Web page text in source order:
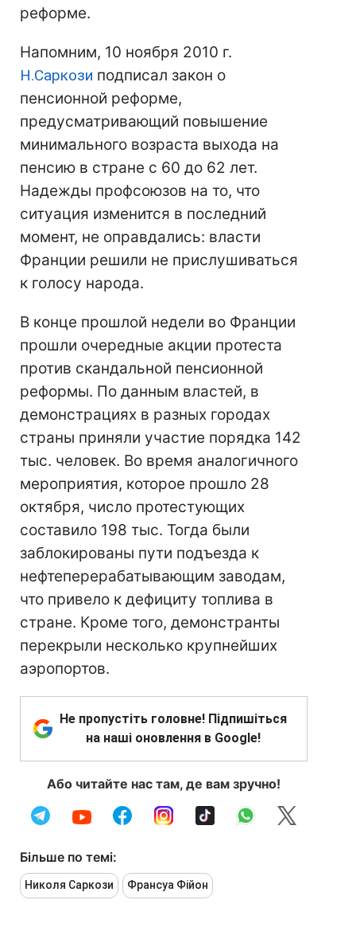
реформе.
Напомним, 10 ноября 2010 г.
Н.Саркози подписал закон о
пенсионной реформе,
предусматривающий повышение
минимального возраста выхода на
пенсию в стране с 60 до 62 лет.
Надежды профсоюзов на то, что
ситуация изменится в последний
момент, не оправдались: власти
Франции решили не прислушиваться
к голосу народа.
В конце прошлой недели во Франции
прошли очередные акции протеста
против скандальной пенсионной
реформы. По данным властей, в
демонстрациях в разных городах
страны приняли участие порядка 142
тыс. человек. Во время аналогичного
мероприятия, которое прошло 28
октября, число протестующих
составило 198 тыс. Тогда были
заблокированы пути подъезда к
нефтеперерабатывающим заводам,
что привело к дефициту топлива в
стране. Кроме того, демонстранты
перекрыли несколько крупнейших
аэропортов.
Не пропустіть головне! Підпишіться
на наші оновлення в Google!
Або читайте нас там, де вам зручно!
Більше по темі:
Николя Саркози Франсуа Фійон